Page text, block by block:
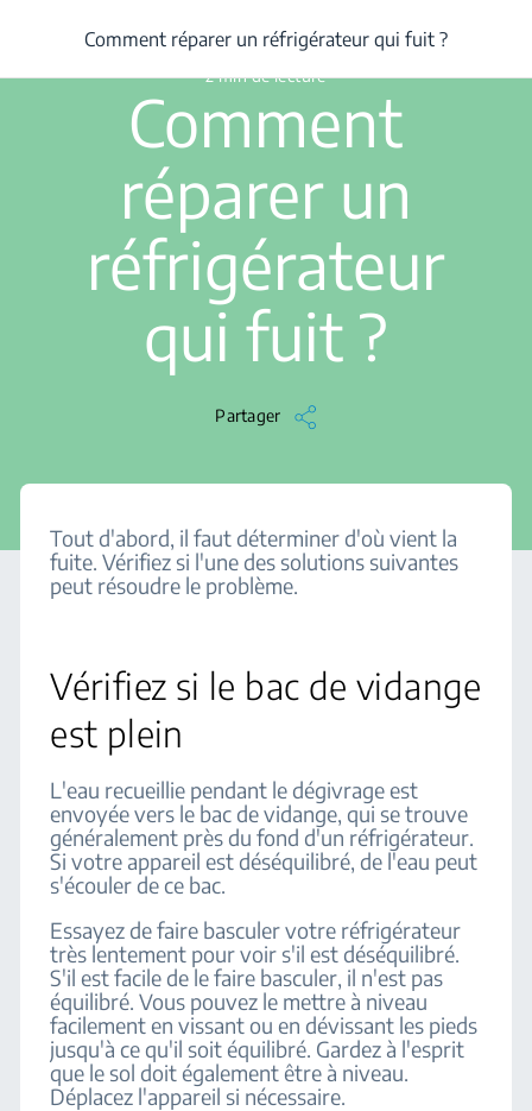
/ Comment réparer un réfrigérateur qui fuit ?
2 min de lecture
Comment
réparer un
réfrigérateur
qui fuit ?
Partager
Comment réparer un réfrigérateur qui fuit ?
Tout d'abord, il faut déterminer d'où vient la
fuite. Vérifiez si l'une des solutions suivantes
peut résoudre le problème.
Vérifiez si le bac de vidange
est plein
L'eau recueillie pendant le dégivrage est
envoyée vers le bac de vidange, qui se trouve
généralement près du fond d'un réfrigérateur.
Si votre appareil est déséquilibré, de l'eau peut
s'écouler de ce bac.
Essayez de faire basculer votre réfrigérateur
très lentement pour voir s'il est déséquilibré.
S'il est facile de le faire basculer, il n'est pas
équilibré. Vous pouvez le mettre à niveau
facilement en vissant ou en dévissant les pieds
jusqu'à ce qu'il soit équilibré. Gardez à l'esprit
que le sol doit également être à niveau.
Déplacez l'appareil si nécessaire.